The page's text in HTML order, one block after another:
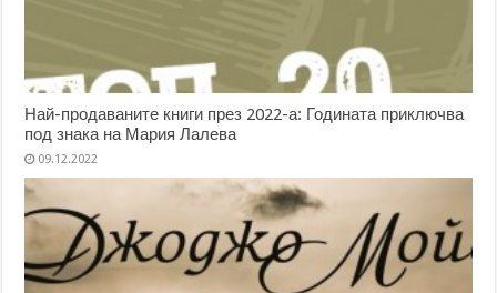
Най-продаваните книги през 2022-а: Годината приключва
под знака на Мария Лалева
09.12.2022